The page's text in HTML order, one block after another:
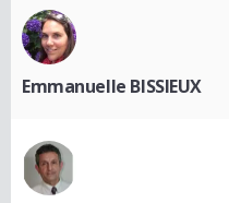
Emmanuelle BISSIEUX